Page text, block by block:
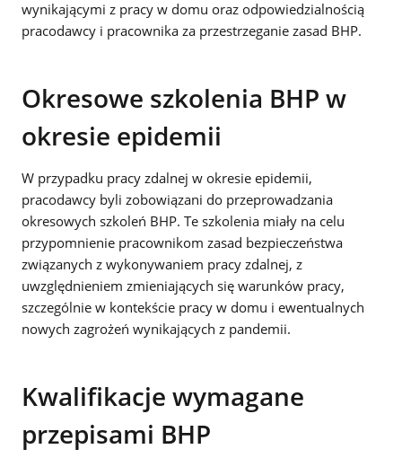
wynikającymi z pracy w domu oraz odpowiedzialnością
pracodawcy i pracownika za przestrzeganie zasad BHP.
Okresowe szkolenia BHP w
okresie epidemii
W przypadku pracy zdalnej w okresie epidemii,
pracodawcy byli zobowiązani do przeprowadzania
okresowych szkoleń BHP. Te szkolenia miały na celu
przypomnienie pracownikom zasad bezpieczeństwa
związanych z wykonywaniem pracy zdalnej, z
uwzględnieniem zmieniających się warunków pracy,
szczególnie w kontekście pracy w domu i ewentualnych
nowych zagrożeń wynikających z pandemii.
Kwalifikacje wymagane
przepisami BHP